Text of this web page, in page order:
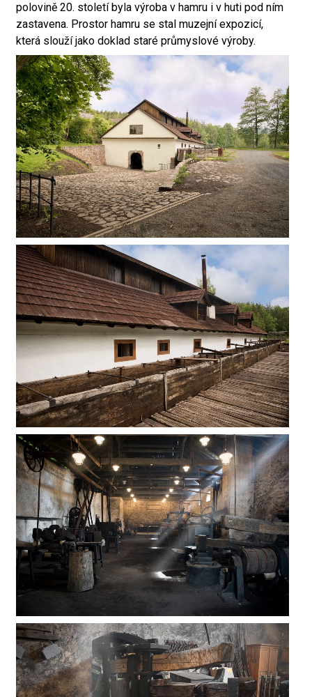
polovině 20. století byla výroba v hamru i v huti pod ním
zastavena. Prostor hamru se stal muzejní expozicí,
která slouží jako doklad staré průmyslové výroby.